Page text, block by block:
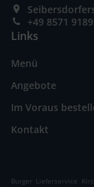
+49 8571
Links
Menü
Angebote
Im Voraus
Kontakt
Burger Lieferservice